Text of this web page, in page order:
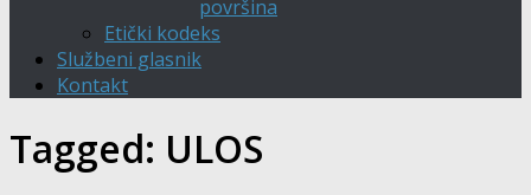
površina
Etički kodeks
Službeni glasnik
Kontakt
Tagged: ULOS